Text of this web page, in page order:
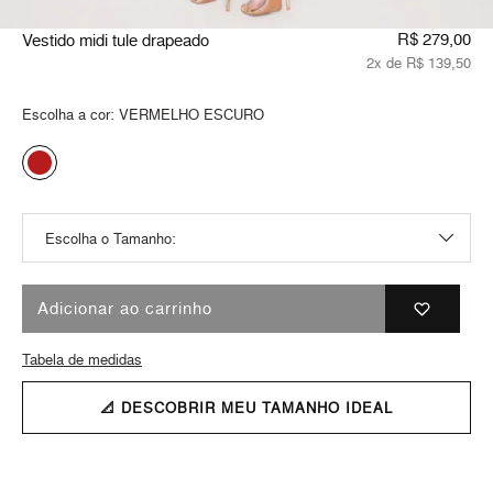
Vestido midi tule drapeado R$ 279,00
2x de R$ 139,50
Escolha a cor: VERMELHO ESCURO
Adicionar ao carrinho
Tabela de medidas
📐 DESCOBRIR MEU TAMANHO IDEAL